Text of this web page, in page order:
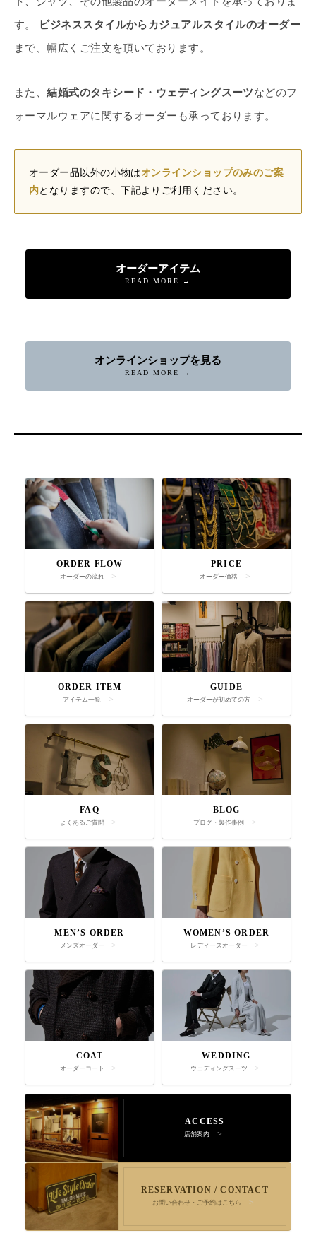
す。 ビジネススタイルからカジュアルスタイルのオーダー
まで、幅広くご注文を頂いております。
また、結婚式のタキシード・ウェディングスーツなどのフ
ォーマルウェアに関するオーダーも承っております。
オーダー品以外の小物はオンラインショップのみのご案
内 となりますので、下記よりご利用ください。
オーダーアイテム
READ MORE →
オンラインショップを見る
READ MORE →
ORDER FLOW
オーダーの流れ
PRICE
オーダー価格
ORDER ITEM
アイテム一覧
GUIDE
オーダーが初めての方
FAQ
よくあるご質問
BLOG
ブログ・製作事例
MEN’S ORDER
メンズオーダー
WOMEN’S ORDER
レディースオーダー
COAT
オーダーコート
WEDDING
ウェディングスーツ
ACCESS
店舗案内
RESERVATION / CONTACT
お問い合わせ・ご予約はこちら
オンラインショップ